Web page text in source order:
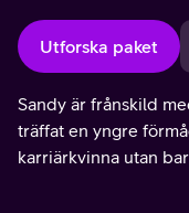
Utforska paket
Sandy är frånskild
träffat en yngre
karriärkvinna utan